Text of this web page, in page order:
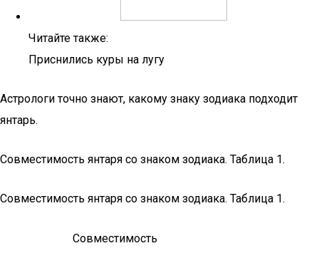
Читайте также:
Приснились куры на лугу
Астрологи точно знают, какому знаку зодиака подходит
янтарь.
Совместимость янтаря со знаком зодиака. Таблица 1.
Совместимость янтаря со знаком зодиака. Таблица 1.
Совместимость